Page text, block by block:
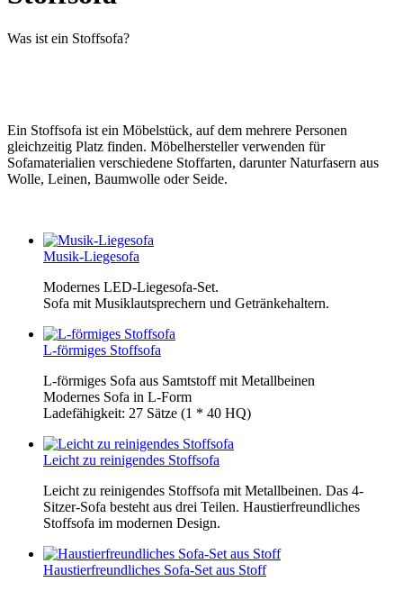
Was ist ein Stoffsofa?
Ein Stoffsofa ist ein Möbelstück, auf dem mehrere Personen
gleichzeitig Platz finden. Möbelhersteller verwenden für
Sofamaterialien verschiedene Stoffarten, darunter Naturfasern aus
Wolle, Leinen, Baumwolle oder Seide.
Musik-Liegesofa
Modernes LED-Liegesofa-Set.
Sofa mit Musiklautsprechern und Getränkehaltern.
L-förmiges Stoffsofa
L-förmiges Sofa aus Samtstoff mit Metallbeinen
Modernes Sofa in L-Form
Ladefähigkeit: 27 Sätze (1 * 40 HQ)
Leicht zu reinigendes Stoffsofa
Leicht zu reinigendes Stoffsofa mit Metallbeinen. Das 4-
Sitzer-Sofa besteht aus drei Teilen. Haustierfreundliches
Stoffsofa im modernen Design.
Haustierfreundliches Sofa-Set aus Stoff